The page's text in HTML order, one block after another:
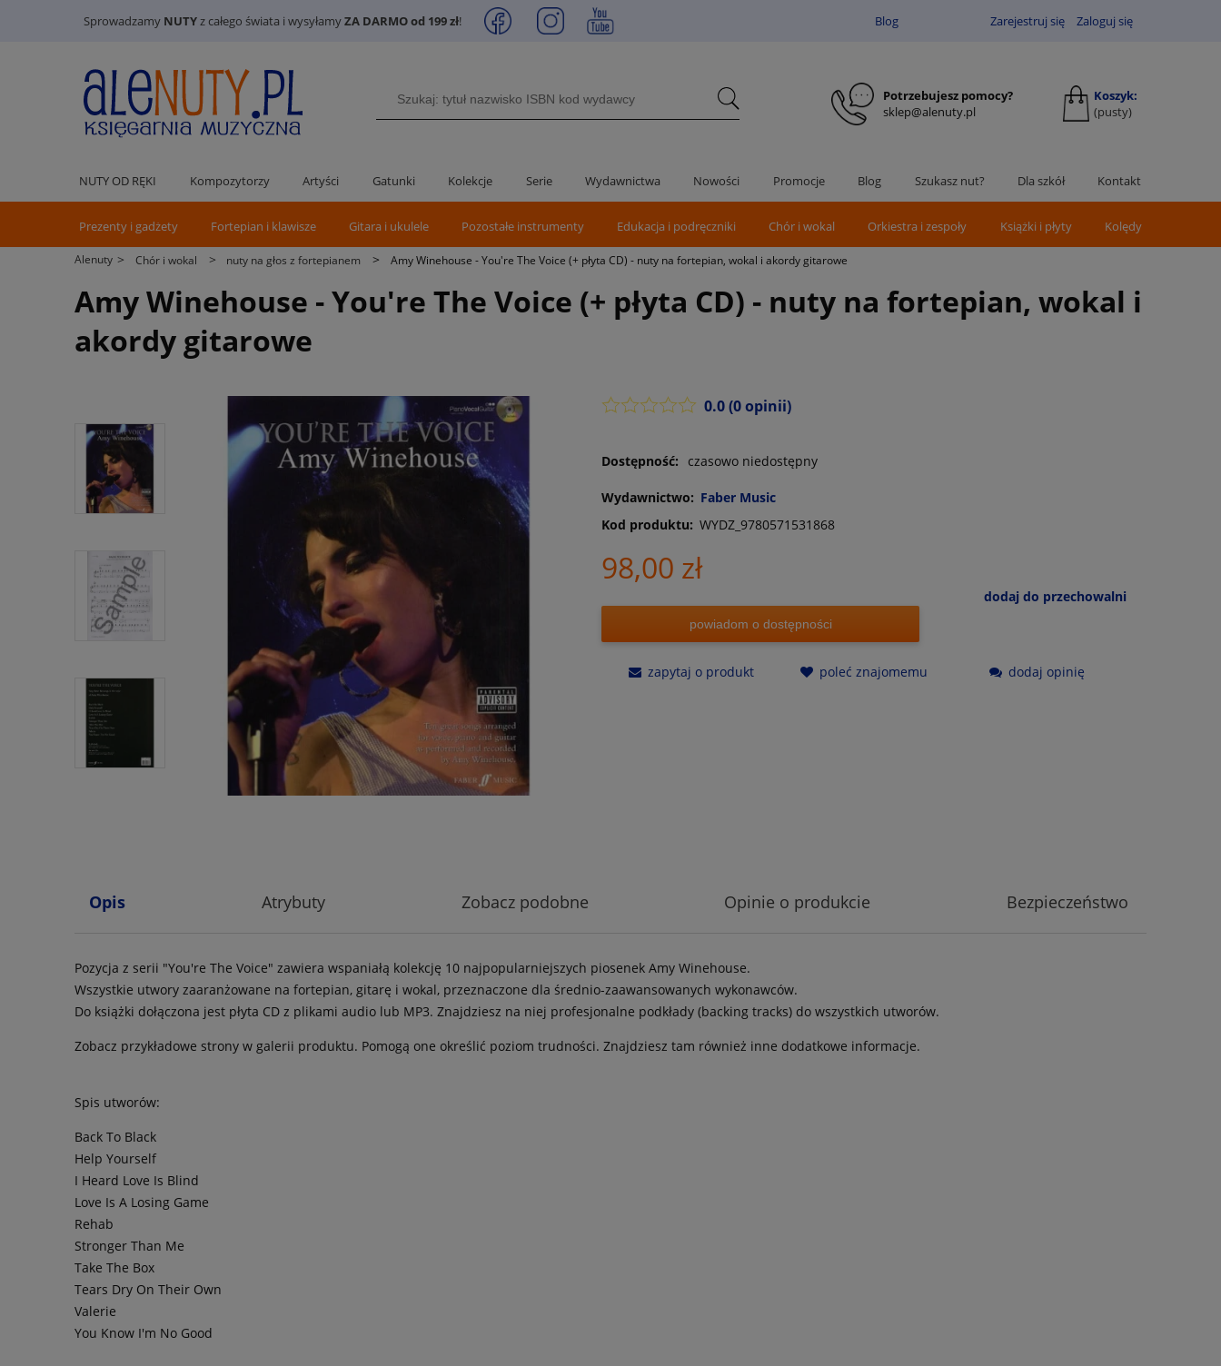
Sprowadzamy NUTYz całego świata i wysyłamyZA DARMO od 199 zł! Blog Zarejestruj się Zaloguj się
Potrzebujesz pomocy?
sklep@alenuty.pl
Koszyk:
(pusty)
NUTY OD RĘKI Kompozytorzy Artyści Gatunki Kolekcje Serie Wydawnictwa Nowości Promocje Blog Szukasz nut? Dla szkół Kontakt
Prezenty i gadżety Fortepian i klawisze Gitara i ukulele Pozostałe instrumenty Edukacja i podręczniki Chór i wokal Orkiestra i zespoły Książki i płyty Kolędy
Alenuty > Chór i wokal > nuty na głos z fortepianem > Amy Winehouse - You're The Voice (+ płyta CD) - nuty na fortepian, wokal i akordy gitarowe
Amy Winehouse - You're The Voice (+ płyta CD) - nuty na fortepian, wokal i
akordy gitarowe
0.0(0 opinii)
Dostępność: czasowo niedostępny
Wydawnictwo: Faber Music
Kod produktu: WYDZ_9780571531868
98,00 zł
dodaj do przechowalni
powiadom o dostępności
zapytaj o produkt poleć znajomemu dodaj opinię
Opis Atrybuty Zobacz podobne Opinie o produkcie Bezpieczeństwo
Pozycja z serii "You're The Voice" zawiera wspaniałą kolekcję 10 najpopularniejszych piosenek Amy Winehouse.
Wszystkie utwory zaaranżowane na fortepian, gitarę i wokal, przeznaczone dla średnio-zaawansowanych wykonawców.
Do książki dołączona jest płyta CD z plikami audio lub MP3. Znajdziesz na niej profesjonalne podkłady (backing tracks) do wszystkich utworów.
Zobacz przykładowe strony w galerii produktu. Pomogą one określić poziom trudności. Znajdziesz tam również inne dodatkowe informacje.
Spis utworów:
Back To Black
Help Yourself
I Heard Love Is Blind
Love Is A Losing Game
Rehab
Stronger Than Me
Take The Box
Tears Dry On Their Own
Valerie
You Know I'm No Good